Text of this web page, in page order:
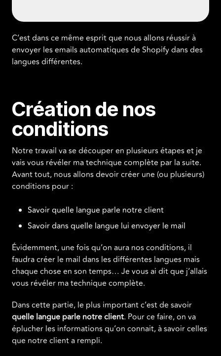
C’est dans ce même esprit que nous allons réussir à
envoyer les emails automatiques de Shopify dans des
langues différentes.
Création de nos
conditions
Notre travail va se découper en plusieurs étapes et je
vais vous révéler ma technique complète par la suite.
Avant tout, nous allons devoir créer une (ou plusieurs)
conditions pour :
Savoir quelle langue parle notre client
Savoir dans quelle langue lui envoyer le mail
Évidemment, une fois qu’on aura nos conditions, il
faudra créer le mail dans les différentes langues mais
chaque chose en son temps… Je vous ai dit que j’allais
vous révéler ma technique complète.
Dans cette partie, le plus important c’est de savoir
quelle langue parle notre client. Pour ce faire, on va
éplucher les informations qu’on connait, à savoir celles
que notre client a rempli.